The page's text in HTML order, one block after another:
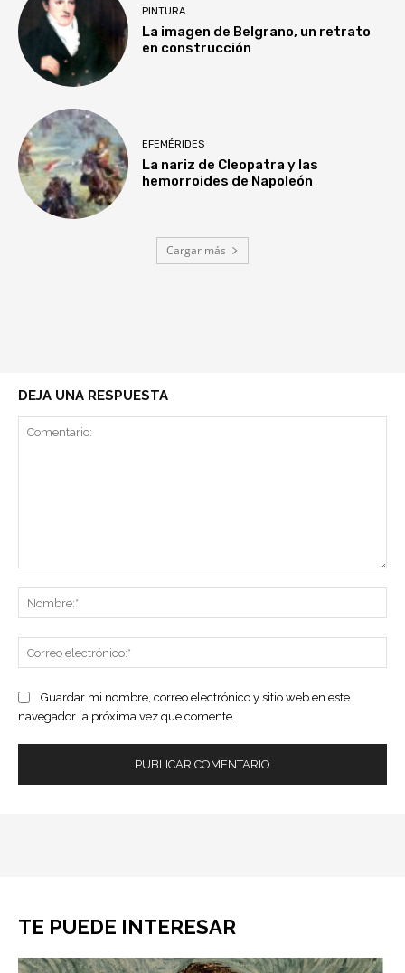
PINTURA
La imagen de Belgrano, un retrato
en construcción
EFEMÉRIDES
La nariz de Cleopatra y las
hemorroides de Napoleón
Cargar más
DEJA UNA RESPUESTA
Guardar mi nombre, correo electrónico y sitio web en este
navegador la próxima vez que comente.
TE PUEDE INTERESAR